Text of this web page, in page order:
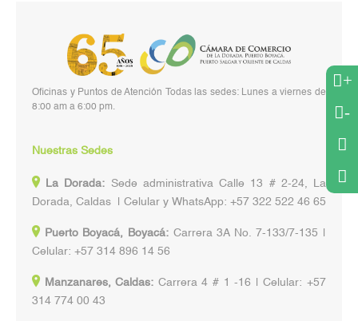
+
-
Oficinas y Puntos de Atención Todas las sedes: Lunes a viernes de
8:00 am a 6:00 pm.
Nuestras Sedes
La Dorada: Sede administrativa Calle 13 # 2-24, La
Dorada, Caldas | Celular y WhatsApp: +57 322 522 46 65
Puerto Boyacá, Boyacá:Carrera 3A No. 7-133/7-135 |
Celular: +57 314 896 14 56
Manzanares, Caldas: Carrera 4 # 1 -16 | Celular: +57
314 774 00 43